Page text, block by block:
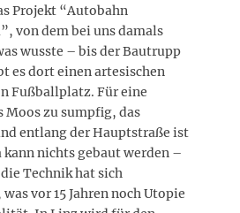
Projekt “Autobahn
von dem bei uns damals
wusste – bis der Bautrupp
es dort einen artesischen
Fußballplatz. Für eine
Moos zu sumpfig, das
entlang der Hauptstraße ist
nichts gebaut werden –
Technik hat sich
vor 15 Jahren noch Utopie